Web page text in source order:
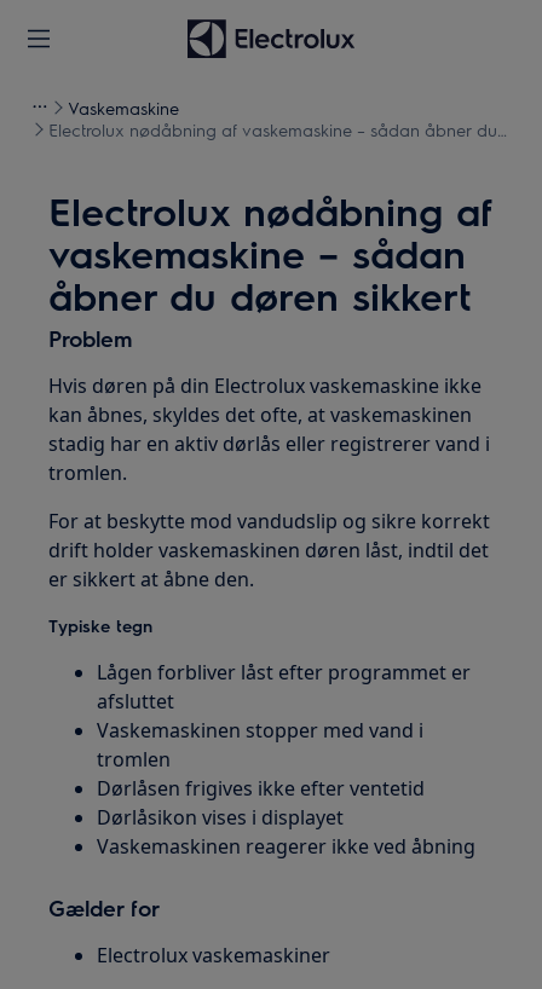
Vaskemaskine
Electrolux nødåbning af vaskemaskine – sådan åbner du
Electrolux nødåbning af
vaskemaskine – sådan
åbner du døren sikkert
Problem
Hvis døren på din Electrolux vaskemaskine ikke
kan åbnes, skyldes det ofte, at vaskemaskinen
stadig har en aktiv dørlås eller registrerer vand i
tromlen.
For at beskytte mod vandudslip og sikre korrekt
drift holder vaskemaskinen døren låst, indtil det
er sikkert at åbne den.
Typiske tegn
Lågen forbliver låst efter programmet er
afsluttet
Vaskemaskinen stopper med vand i
tromlen
Dørlåsen frigives ikke efter ventetid
Dørlåsikon vises i displayet
Vaskemaskinen reagerer ikke ved åbning
Gælder for
Electrolux vaskemaskiner